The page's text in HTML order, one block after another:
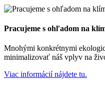
Pracujeme s ohľadom na
Mnohými konkrétnymi
minimalizovať náš vplyv na
Viac informácií nájdete tu.